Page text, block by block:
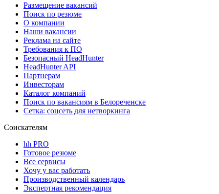
Размещение вакансий
Поиск по резюме
О компании
Наши вакансии
Реклама на сайте
Требования к ПО
Безопасный HeadHunter
HeadHunter API
Партнерам
Инвесторам
Каталог компаний
Поиск по вакансиям в Белореченске
Сетка: соцсеть для нетворкинга
Соискателям
hh PRO
Готовое резюме
Все сервисы
Хочу у вас работать
Производственный календарь
Экспертная рекомендация